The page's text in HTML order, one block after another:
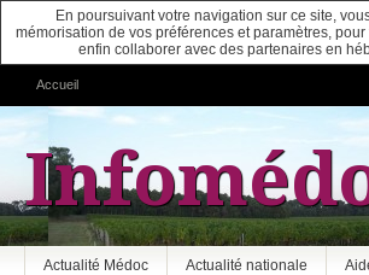
Accueil
Actualité Médoc Actualité nationale
En poursuivant votre navigation sur ce site,
mémorisation de vos préférences et paramètres,
enfin collaborer avec des partenaires en